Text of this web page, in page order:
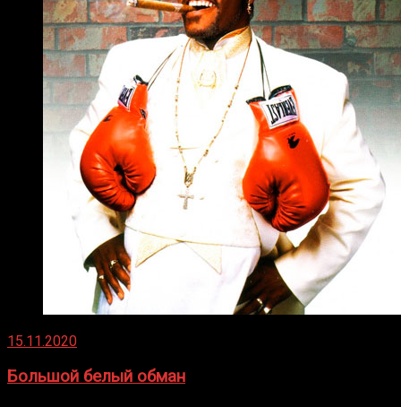
15.11.2020
Большой белый обман